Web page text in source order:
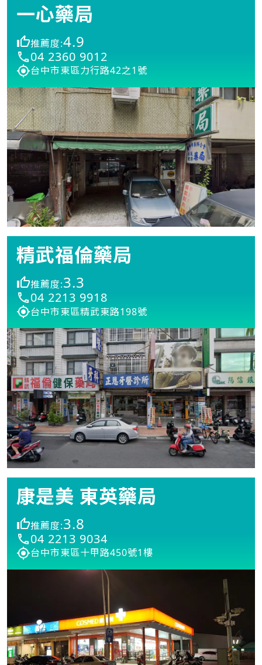
一心藥局
推薦度:4.9
04 2360 9012
台中市東區力行路42之1號
精武福倫藥局
推薦度:3.3
04 2213 9918
台中市東區精武東路198號
康是美 東英藥局
推薦度:3.8
04 2213 9034
台中市東區十甲路450號1樓